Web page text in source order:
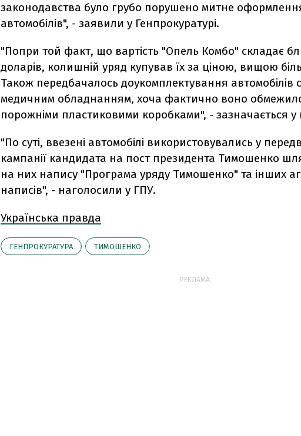
законодавства було грубо порушено митне
автомобілів", - заявили у Генпрокуратурі.
"Попри той факт, що вартість "Опель Комбо" складає
доларів, колишній уряд купував їх за ціною, вищою
Також передбачалось доукомплектування автомобілів
медичним обладнанням, хоча фактично воно
порожніми пластиковими коробками", - зазначається у
"По суті, ввезені автомобілі використовувались у
кампанії кандидата на пост президента Тимошенко
на них напису "Програма уряду Тимошенко" та інших
написів", - наголосили у ГПУ.
Українська правда
ГЕНПРОКУРАТУРА ТИМОШЕНКО
РЕКЛАМА: